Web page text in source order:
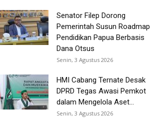
Senator Filep Dorong
Pemerintah Susun Roadmap
Pendidikan Papua Berbasis
Dana Otsus
Senin, 3 Agustus 2026
HMI Cabang Ternate Desak
DPRD Tegas Awasi Pemkot
dalam Mengelola Aset...
Senin, 3 Agustus 2026